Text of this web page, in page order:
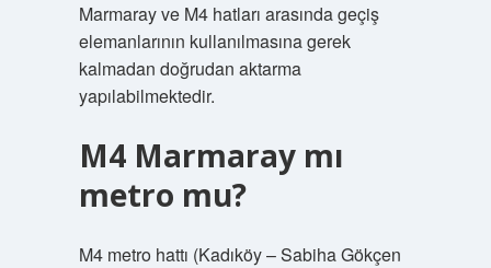
Marmaray ve M4 hatları arasında geçiş
elemanlarının kullanılmasına gerek
kalmadan doğrudan aktarma
yapılabilmektedir.
M4 Marmaray mı
metro mu?
M4 metro hattı (Kadıköy – Sabiha Gökçen